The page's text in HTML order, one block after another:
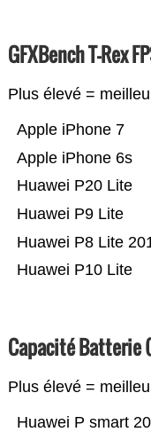
GFXBench T-Rex
Plus élevé =
Huawei P10 Lite
Huawei P8 Lite
Huawei P9 Lite
Huawei P20 Lite
Apple iPhone 6s
Apple iPhone 7
Capacité Batterie
Plus élevé =
Huawei P smart